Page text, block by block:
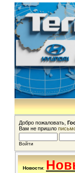
Добро пожаловать,
Вам не пришло
Войти
Новости: